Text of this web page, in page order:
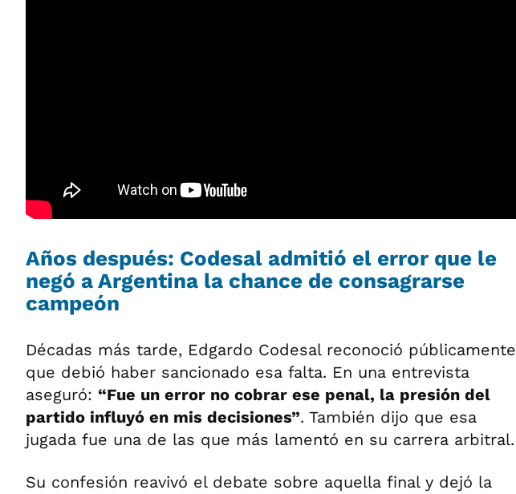
Años después: Codesal admitió el error que le
negó a Argentina la chance de consagrarse
campeón
Décadas más tarde, Edgardo Codesal reconoció públicamente
que debió haber sancionado esa falta. En una entrevista
aseguró: “Fue un error no cobrar ese penal, la presión del
partido influyó en mis decisiones”. También dijo que esa
jugada fue una de las que más lamentó en su carrera arbitral.
Su confesión reavivó el debate sobre aquella final y dejó la